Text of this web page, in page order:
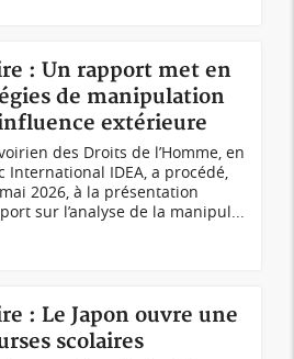
: Un rapport met en
de manipulation
extérieure
des Droits de l’Homme, en
International IDEA, a procédé,
2026, à la présentation
sur l’analyse de la manipul...
: Le Japon ouvre une
scolaires